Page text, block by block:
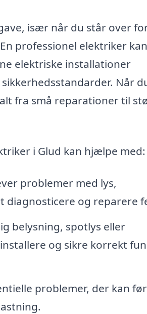
især når du står over
professionel elektriker kan
elektriske installationer
Når
fra små reparationer til
i Glud kan hjælpe med:
problemer med lys,
og reparere
belysning, spotlys eller
og sikre korrekt
problemer, der kan